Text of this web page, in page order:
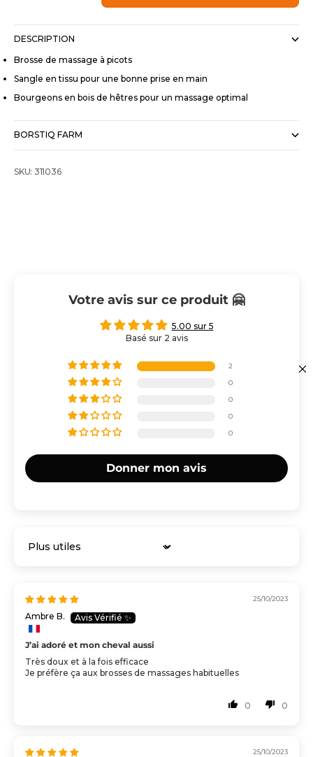
DESCRIPTION
Brosse de massage à picots
Sangle en tissu pour une bonne prise en main
Bourgeons en bois de hêtres pour un massage optimal
BORSTIQ FARM
SKU: 311036
Votre avis sur ce produit 🤗
5.00 sur 5
Basé sur 2 avis
2
0
0
0
0
Donner mon avis
Sort by
25/10/2023
Ambre B.
J’ai adoré et mon cheval aussi
Très doux et à la fois efficace
Je préfère ça aux brosses de massages habituelles
0 0
25/10/2023